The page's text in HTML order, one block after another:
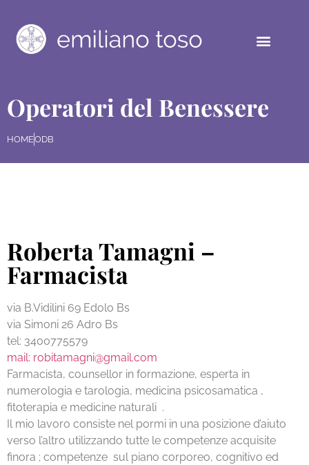
Operatori del Benessere
HOMEODB
Roberta Tamagni –
Farmacista
via B.Vidilini 69 Edolo Bs
via Simoni 26 Adro Bs
tel: 3400775579
mail: robitamagni@gmail.com
Farmacista, counsellor in formazione, esperta in
numerologia e tarologia, medicina psicosamatica ,
fitoterapia e medicine naturali .
Il mio lavoro consiste nel pormi in una posizione d’aiuto
verso l’altro utilizzando tutte le competenze acquisite
finora ; competenze sul piano corporeo, cognitivo ed